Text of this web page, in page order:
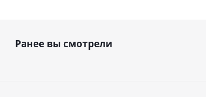
Ранее вы смотрели